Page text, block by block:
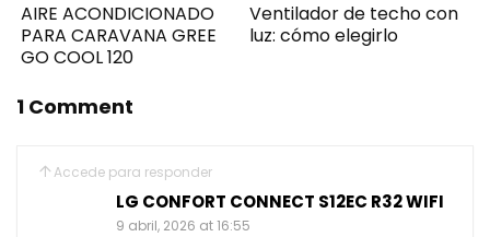
AIRE ACONDICIONADO
PARA CARAVANA GREE
GO COOL 120
Ventilador de techo con
luz: cómo elegirlo
1 Comment
Accede para responder
LG CONFORT CONNECT S12EC R32 WIFI
9 abril, 2026 at 16:55